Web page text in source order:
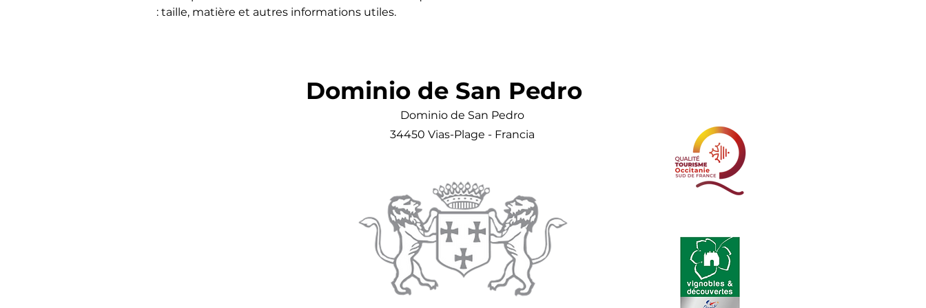
: taille, matière et autres informations utiles.
Dominio de San Pedro
Dominio de San Pedro
34450 Vias-Plage - Francia